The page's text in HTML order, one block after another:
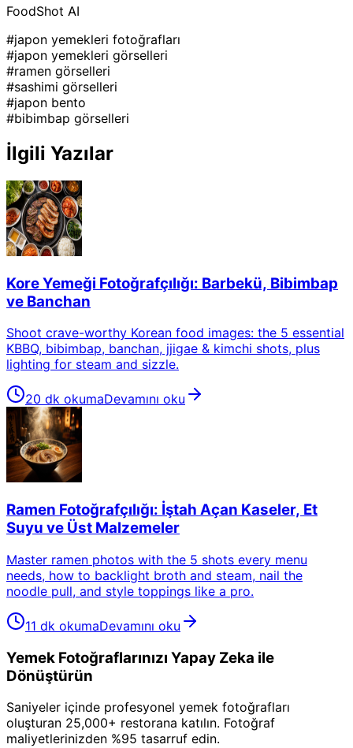
FoodShot AI
#japon yemekleri fotoğrafları
#japon yemekleri görselleri
#ramen görselleri
#sashimi görselleri
#japon bento
#bibimbap görselleri
İlgili Yazılar
Kore Yemeği Fotoğrafçılığı: Barbekü, Bibimbap
ve Banchan
Shoot crave-worthy Korean food images: the 5 essential
KBBQ, bibimbap, banchan, jjigae & kimchi shots, plus
lighting for steam and sizzle.
20 dk okumaDevamını oku
Ramen Fotoğrafçılığı: İştah Açan Kaseler, Et
Suyu ve Üst Malzemeler
Master ramen photos with the 5 shots every menu
needs, how to backlight broth and steam, nail the
noodle pull, and style toppings like a pro.
11 dk okumaDevamını oku
Yemek Fotoğraflarınızı Yapay Zeka ile
Dönüştürün
Saniyeler içinde profesyonel yemek fotoğrafları
oluşturan 25,000+ restorana katılın. Fotoğraf
maliyetlerinizden %95 tasarruf edin.